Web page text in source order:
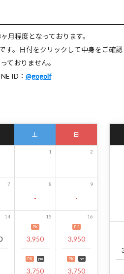
月程度となっております。
。日付をクリックして中身をご確認
ておりません。
ID： @gogolf
土 日
1
-
2
-
7 8
-
9
-
14 15
PK
3,950
PK pm
3,750
16
PK
3,950
PK pm
3,750